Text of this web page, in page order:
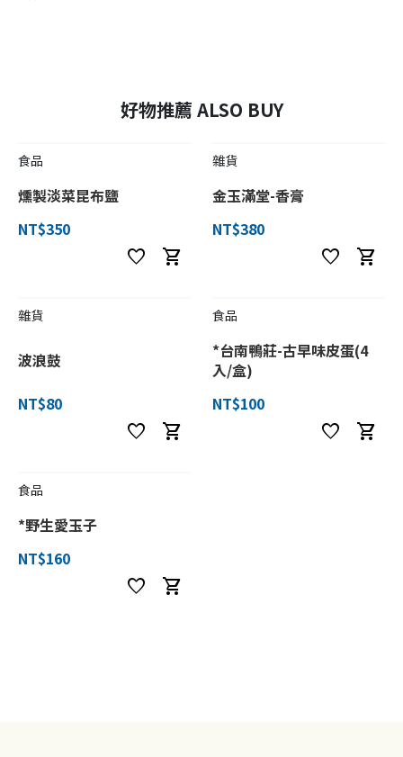
好物推薦 ALSO BUY
食品
燻製淡菜昆布鹽
NT$350
favorite shopping_cart
雜貨
金玉滿堂-香膏
NT$380
favorite shopping_cart
雜貨
波浪鼓
NT$80
favorite shopping_cart
食品
*台南鴨莊-古早味皮蛋(4
入/盒)
NT$100
favorite shopping_cart
食品
*野生愛玉子
NT$160
favorite shopping_cart